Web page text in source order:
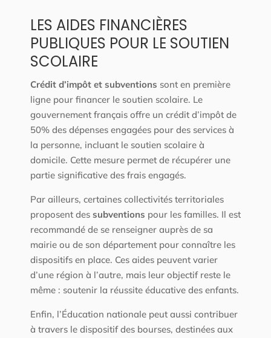
LES AIDES FINANCIÈRES
PUBLIQUES POUR LE SOUTIEN
SCOLAIRE
Crédit d’impôt et subventions sont en première
ligne pour financer le soutien scolaire. Le
gouvernement français offre un crédit d’impôt de
50% des dépenses engagées pour des services à
la personne, incluant le soutien scolaire à
domicile. Cette mesure permet de récupérer une
partie significative des frais engagés.
Par ailleurs, certaines collectivités territoriales
proposent des subventions pour les familles. Il est
recommandé de se renseigner auprès de sa
mairie ou de son département pour connaître les
dispositifs en place. Ces aides peuvent varier
d’une région à l’autre, mais leur objectif reste le
même : soutenir la réussite éducative des enfants.
Enfin, l’Éducation nationale peut aussi contribuer
à travers le dispositif des bourses, destinées aux